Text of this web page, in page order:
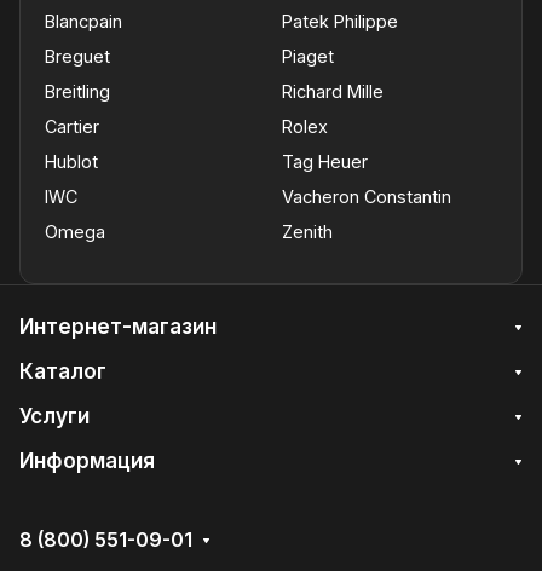
Blancpain
Breguet
Breitling
Cartier
Hublot
IWC
Omega
Patek Philippe
Piaget
Richard Mille
Rolex
Tag Heuer
Vacheron Constantin
Zenith
Интернет-магазин
Каталог
Услуги
Информация
8 (800) 551-09-01